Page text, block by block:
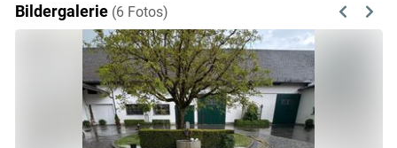
Bildergalerie (6 Fotos) Previous
Next